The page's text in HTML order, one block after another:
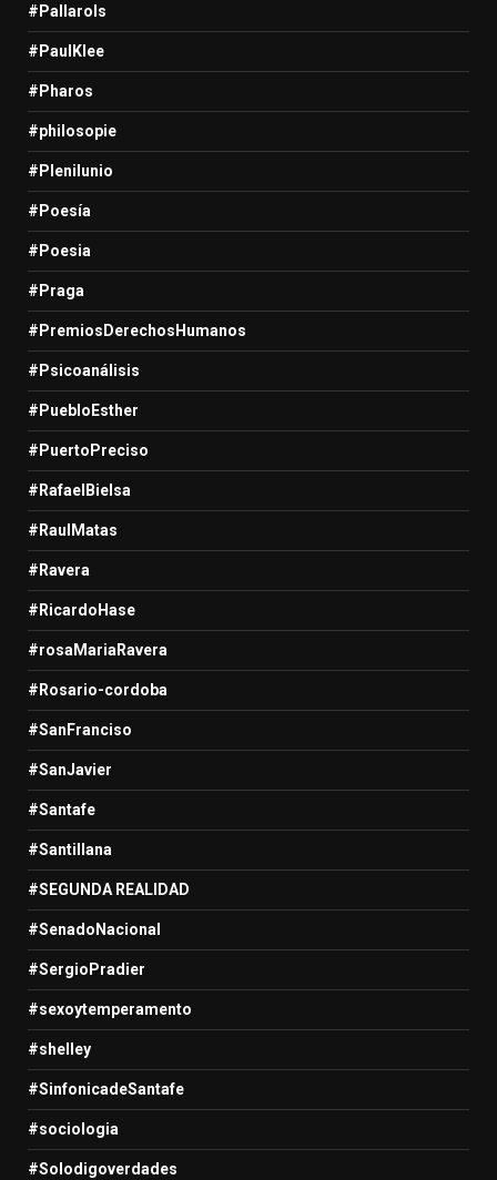
#Pallarols
#PaulKlee
#Pharos
#philosopie
#Plenilunio
#Poesía
#Poesia
#Praga
#PremiosDerechosHumanos
#Psicoanálisis
#PuebloEsther
#PuertoPreciso
#RafaelBielsa
#RaulMatas
#Ravera
#RicardoHase
#rosaMariaRavera
#Rosario-cordoba
#SanFranciso
#SanJavier
#Santafe
#Santillana
#SEGUNDA REALIDAD
#SenadoNacional
#SergioPradier
#sexoytemperamento
#shelley
#SinfonicadeSantafe
#sociologia
#Solodigoverdades